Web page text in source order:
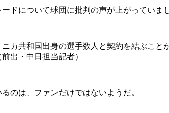
ードについて球団に批判の声が上がってい
カ共和国出身の選手数人と契約を結ぶこ
出・中日担当記者）
のは、ファンだけではないようだ。